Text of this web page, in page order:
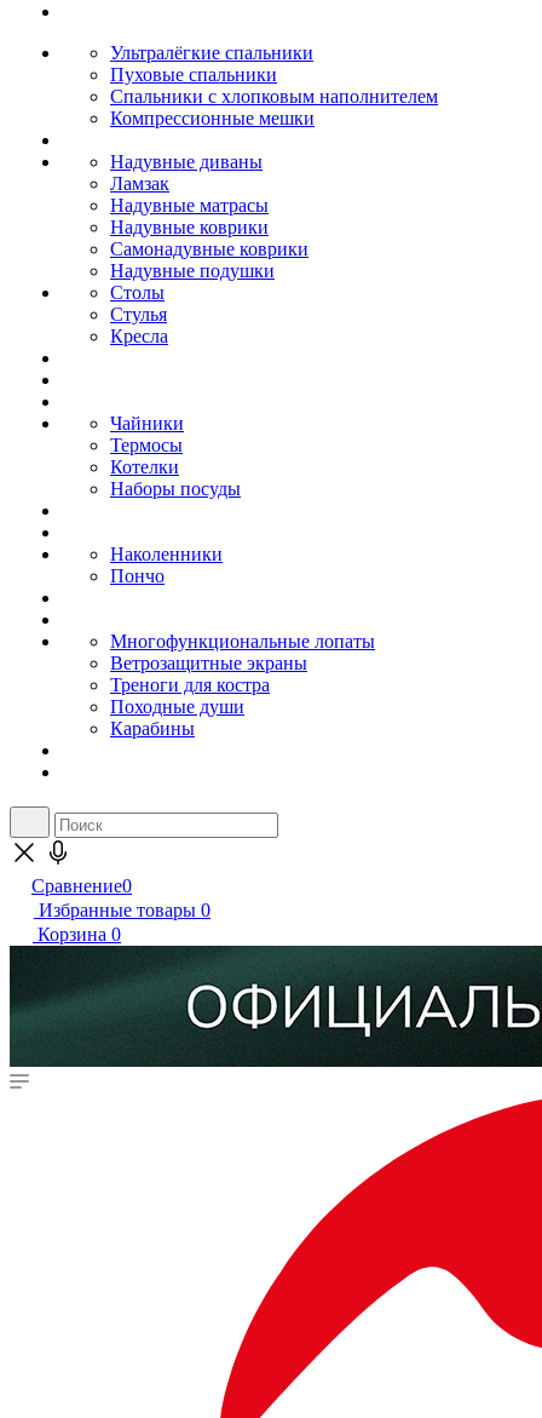
Ультралёгкие спальники
Пуховые спальники
Спальники с хлопковым наполнителем
Компрессионные мешки
Надувные диваны
Ламзак
Надувные матрасы
Надувные коврики
Самонадувные коврики
Надувные подушки
Столы
Стулья
Кресла
Чайники
Термосы
Котелки
Наборы посуды
Наколенники
Пончо
Многофункциональные лопаты
Ветрозащитные экраны
Треноги для костра
Походные души
Карабины
Сравнение0
Избранные товары 0
Корзина 0